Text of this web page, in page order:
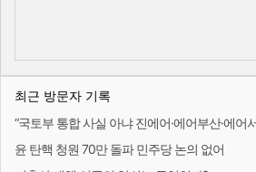
최근 방문자 기록
“국토부 통합 사실 아냐 진에어·에어부산·에어
윤 탄핵 청원 70만 돌파 민주당 논의 없어